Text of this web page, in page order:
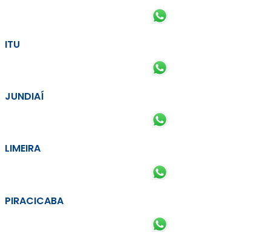
ITU
JUNDIAÍ
LIMEIRA
PIRACICABA